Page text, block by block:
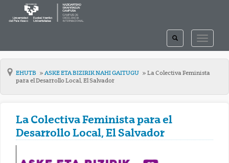
TOGGLE
TOGGLE
SEARCH
EHUTB ASKE ETA BIZIRIK NAHI GAITUGU
La Colectiva Feminista
para el Desarrollo Local, El Salvador
La Colectiva Feminista para el
Desarrollo Local, El Salvador